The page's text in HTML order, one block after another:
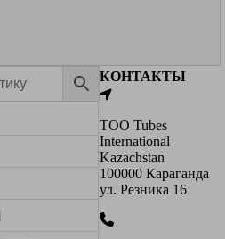
КОНТАКТЫ
ТОО Tubes
International
Kazachstan
100000 Караганда
ул. Резника 16